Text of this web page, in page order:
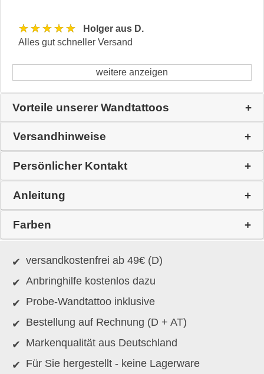
★★★★★
Holger aus D.
Alles gut schneller Versand
weitere anzeigen
Vorteile unserer Wandtattoos
Versandhinweise
Persönlicher Kontakt
Anleitung
Farben
versandkostenfrei ab 49€ (D)
Anbringhilfe kostenlos dazu
Probe-Wandtattoo inklusive
Bestellung auf Rechnung (D + AT)
Markenqualität aus Deutschland
Für Sie hergestellt - keine Lagerware